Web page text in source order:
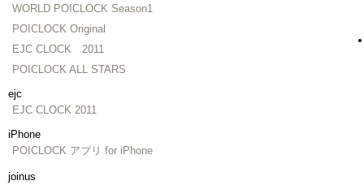
WORLD POICLOCK Season1
POICLOCK Original
EJC CLOCK 2011
POICLOCK ALL STARS
ejc
EJC CLOCK 2011
iPhone
POICLOCK アプリ for iPhone
joinus